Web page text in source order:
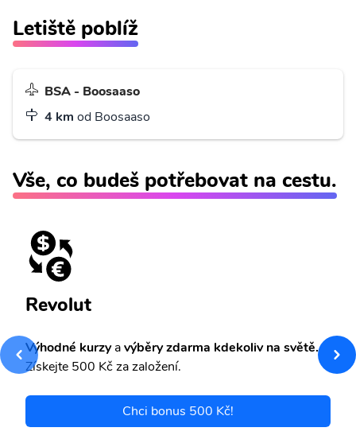
Letiště poblíž
BSA - Boosaaso
4 km od Boosaaso
Vše, co budeš potřebovat na cestu.
Revolut
Výhodné kurzyavýběry zdarma kdekoliv na světě.
Získejte 500 Kč za založení.
Chci bonus 500 Kč!